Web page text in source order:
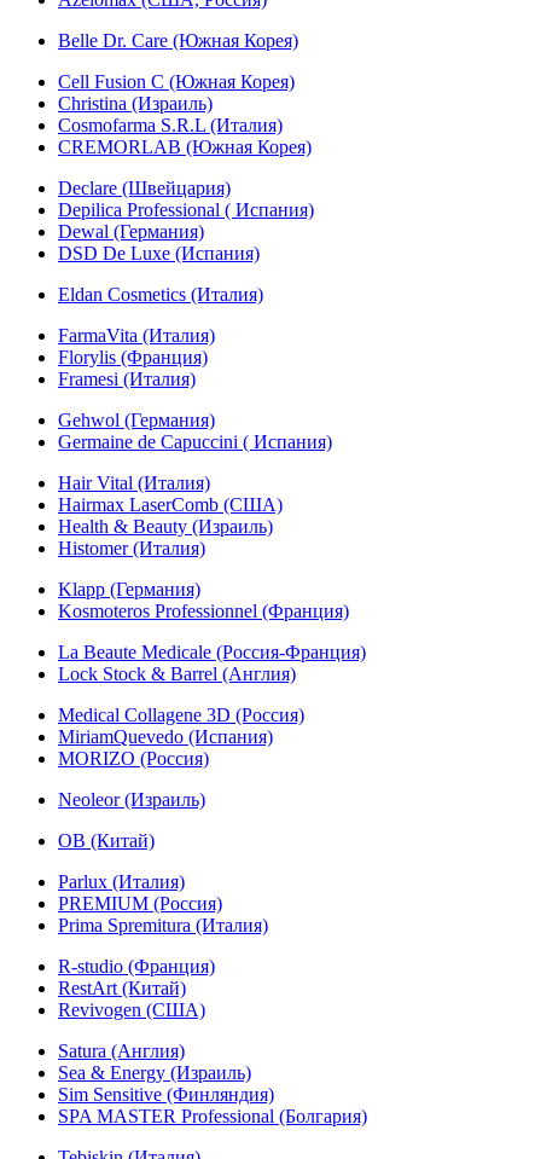
Belle Dr. Care (Южная Корея)
Cell Fusion C (Южная Корея)
Christina (Израиль)
Cosmofarma S.R.L (Италия)
CREMORLAB (Южная Корея)
Declare (Швейцария)
Depilica Professional ( Испания)
Dewal (Германия)
DSD De Luxe (Испания)
Eldan Cosmetics (Италия)
FarmaVita (Италия)
Florylis (Франция)
Framesi (Италия)
Gehwol (Германия)
Germaine de Capuccini ( Испания)
Hair Vital (Италия)
Hairmax LaserComb (США)
Health & Beauty (Израиль)
Histomer (Италия)
Klapp (Германия)
Kosmoteros Professionnel (Франция)
La Beaute Medicale (Россия-Франция)
Lock Stock & Barrel (Англия)
Medical Collagene 3D (Россия)
MiriamQuevedo (Испания)
MORIZO (Россия)
Neoleor (Израиль)
OB (Китай)
Parlux (Италия)
PREMIUM (Россия)
Prima Spremitura (Италия)
R-studio (Франция)
RestArt (Китай)
Revivogen (США)
Satura (Англия)
Sea & Energy (Израиль)
Sim Sensitive (Финляндия)
SPA MASTER Professional (Болгария)